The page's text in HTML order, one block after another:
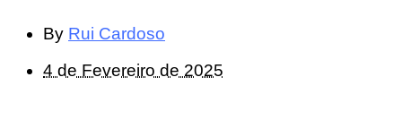
By Rui Cardoso
4 de Fevereiro de 2025